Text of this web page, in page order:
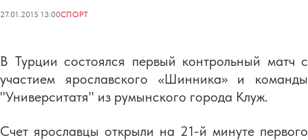
27.01.2015 13:00СПОРТ
В Турции состоялся первый контрольный матч с
участием ярославского «Шинника» и команды
"Университатя" из румынского города Клуж.
Счет ярославцы открыли на 21-й минуте первого